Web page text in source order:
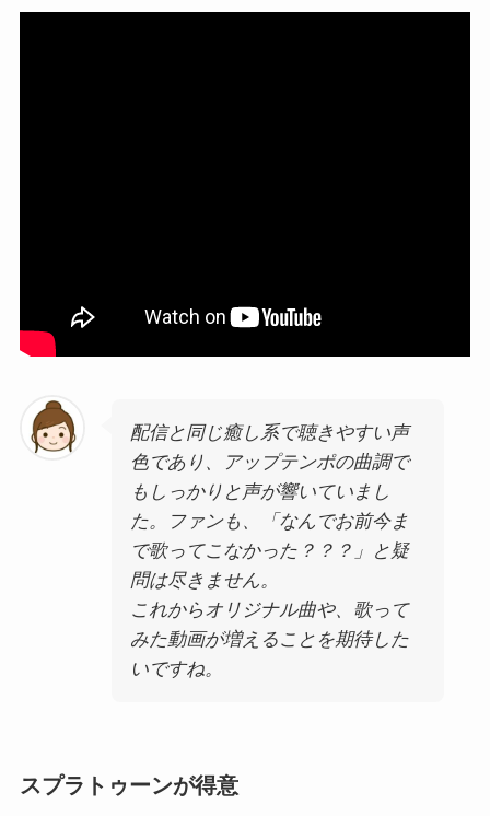
配信と同じ癒し系で聴きやすい声
色であり、アップテンポの曲調で
もしっかりと声が響いていまし
た。ファンも、「なんでお前今ま
で歌ってこなかった？？？」と疑
問は尽きません。
これからオリジナル曲や、歌って
みた動画が増えることを期待した
いですね。
スプラトゥーンが得意